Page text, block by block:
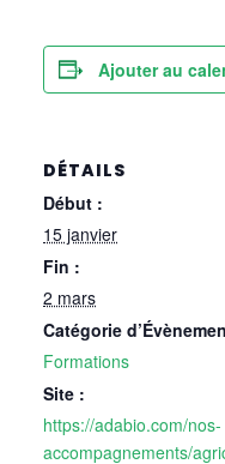
Ajouter au
DÉTAILS
Début :
15 janvier
Fin :
2 mars
Catégorie
Formations
Site :
https://adabio.com/nos-
accompagnements/